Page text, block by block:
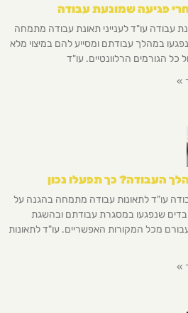
פגיעה שמונעת עבודה
עבודה עו"ד לענייני תאונת עבודה מתמחה
במהלך עבודתם ומסייע להם במיצוי מלא
כל הגורמים הרלוונטיים. עו"ד
»
העבודה? כך תפעלו נכון
עו"ד לתאונות עבודה מתמחה בהגנה על
שנפגעו במסגרת עבודתם ובהשגת
עבורם מכל המקורות האפשריים. עו"ד לתאונות
»